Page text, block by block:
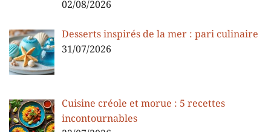
02/08/2026
Desserts inspirés de la mer : pari culinaire
31/07/2026
Cuisine créole et morue : 5 recettes
incontournables